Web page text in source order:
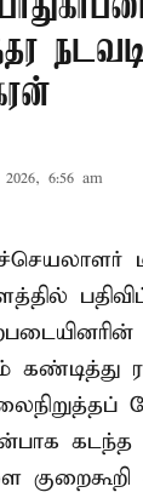
6:56 am
கண்டித்து
கடந்த